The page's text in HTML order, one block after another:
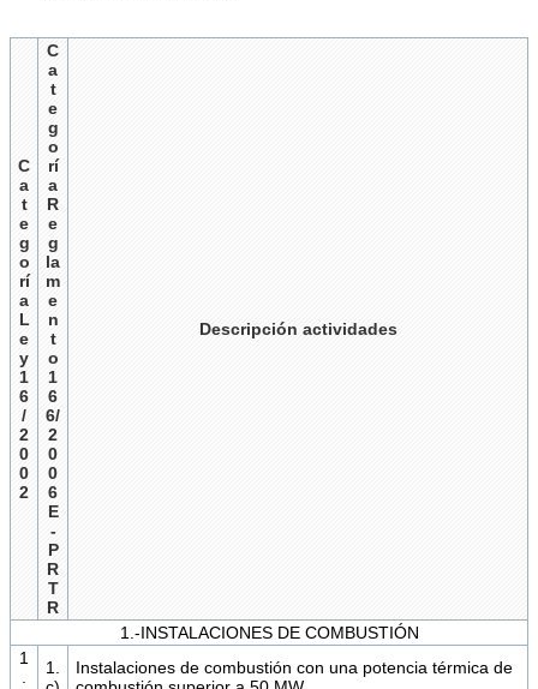
C
a
t
e
g
o
rí
a
L
e
y
1
6
/
2
0
0
2
C
a
t
e
g
o
rí
a
R
e
g
la
m
e
n
t
o
1
6
6/
2
0
0
6
E
-
P
R
T
R
Descripción actividades
1.-INSTALACIONES DE COMBUSTIÓN
1
.
1.
Instalaciones de combustión con una potencia térmica de